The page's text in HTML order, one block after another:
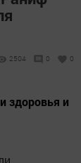
2504 0 0
здоровья и